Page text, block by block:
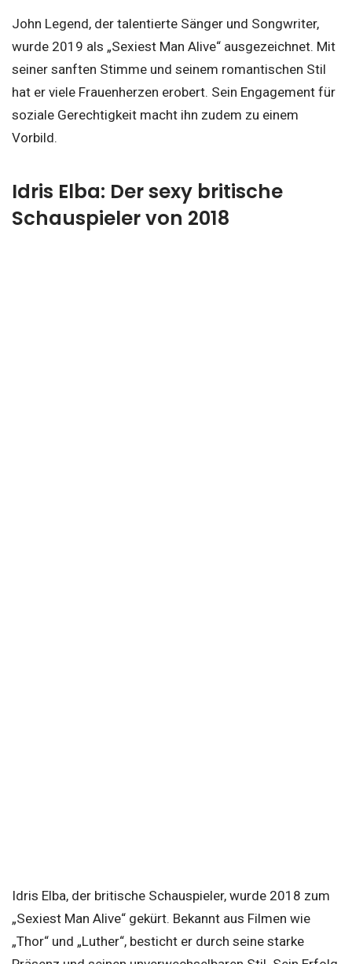
John Legend, der talentierte Sänger und Songwriter,
wurde 2019 als „Sexiest Man Alive“ ausgezeichnet. Mit
seiner sanften Stimme und seinem romantischen Stil
hat er viele Frauenherzen erobert. Sein Engagement für
soziale Gerechtigkeit macht ihn zudem zu einem
Vorbild.
Idris Elba: Der sexy britische
Schauspieler von 2018
Idris Elba, der britische Schauspieler, wurde 2018 zum
„Sexiest Man Alive“ gekürt. Bekannt aus Filmen wie
„Thor“ und „Luther“, besticht er durch seine starke